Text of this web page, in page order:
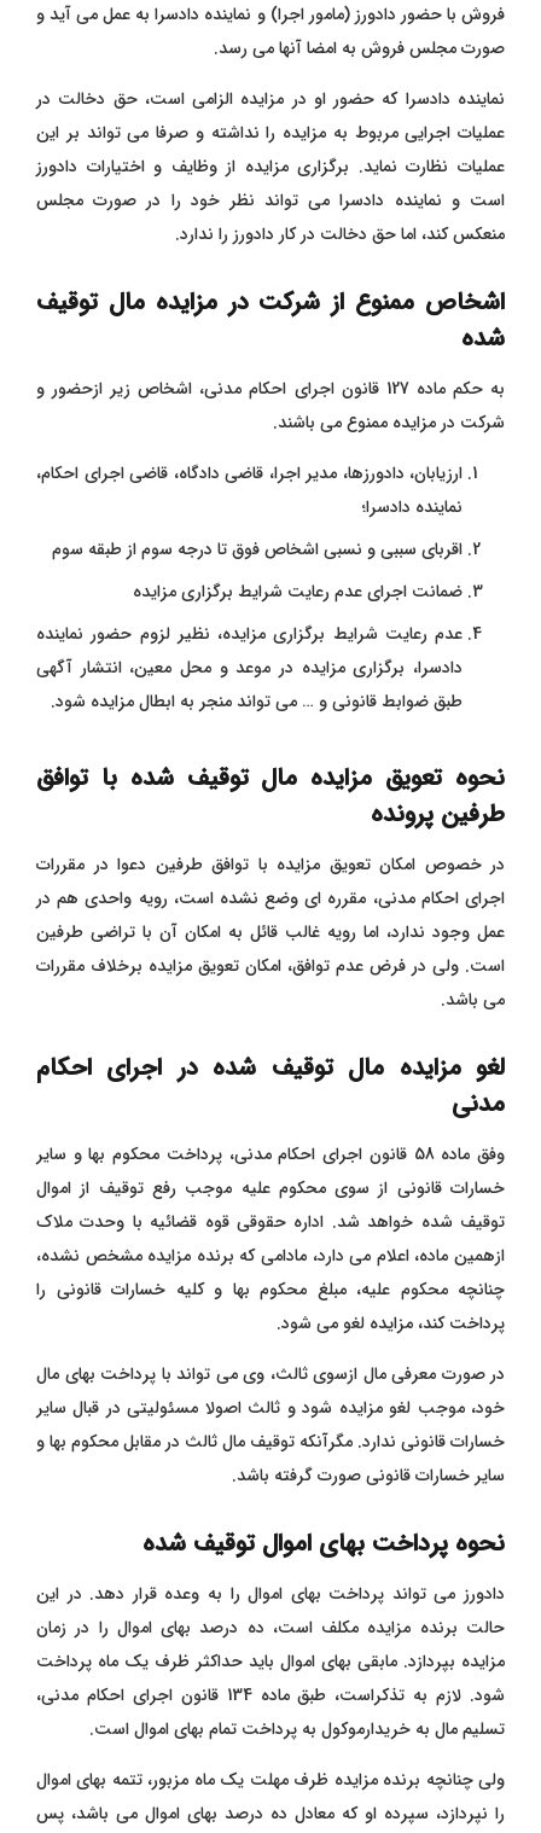
فروش با حضور دادورز (مامور اجرا) و نماینده دادسرا به عمل می آید و
صورت مجلس فروش به امضا آنها می رسد.
نماینده دادسرا که حضور او در مزایده الزامی است، حق دخالت در
عملیات اجرایی مربوط به مزایده را نداشته و صرفا می تواند بر این
عملیات نظارت نماید. برگزاری مزایده از وظایف و اختیارات دادورز
است و نماینده دادسرا می تواند نظر خود را در صورت مجلس
منعکس کند، اما حق دخالت در کار دادورز را ندارد.
اشخاص ممنوع از شرکت در مزایده مال توقیف
شده
به حکم ماده 127 قانون اجرای احکام مدنی، اشخاص زیر ازحضور و
شرکت در مزایده ممنوع می باشند.
ارزیابان، دادورزها، مدیر اجرا، قاضی دادگاه، قاضی اجرای احکام،
نماینده دادسرا؛
اقربای سببی و نسبی اشخاص فوق تا درجه سوم از طبقه سوم
ضمانت اجرای عدم رعایت شرایط برگزاری مزایده
عدم رعایت شرایط برگزاری مزایده، نظیر لزوم حضور نماینده
دادسرا، برگزاری مزایده در موعد و محل معین، انتشار آگهی
طبق ضوابط قانونی و … می تواند منجر به ابطال مزایده شود.
نحوه تعویق مزایده مال توقیف شده با توافق
طرفین پرونده
در خصوص امکان تعویق مزایده با توافق طرفین دعوا در مقررات
اجرای احکام مدنی، مقرره ای وضع نشده است، رویه واحدی هم در
عمل وجود ندارد، اما رویه غالب قائل به امکان آن با تراضی طرفین
است. ولی در فرض عدم توافق، امکان تعویق مزایده برخلاف مقررات
می باشد.
لغو مزایده مال توقیف شده در اجرای احکام
مدنی
وفق ماده 58 قانون اجرای احکام مدنی، پرداخت محکوم بها و سایر
خسارات قانونی از سوی محکوم علیه موجب رفع توقیف از اموال
توقیف شده خواهد شد. اداره حقوقی قوه قضائیه با وحدت ملاک
ازهمین ماده، اعلام می دارد، مادامی که برنده مزایده مشخص نشده،
چنانچه محکوم علیه، مبلغ محکوم بها و کلیه خسارات قانونی را
پرداخت کند، مزایده لغو می شود.
در صورت معرفی مال ازسوی ثالث، وی می تواند با پرداخت بهای مال
خود، موجب لغو مزایده شود و ثالث اصولا مسئولیتی در قبال سایر
خسارات قانونی ندارد. مگرآنکه توقیف مال ثالث در مقابل محکوم بها و
سایر خسارات قانونی صورت گرفته باشد.
نحوه پرداخت بهای اموال توقیف شده
دادورز می تواند پرداخت بهای اموال را به وعده قرار دهد. در این
حالت برنده مزایده مکلف است، ده درصد بهای اموال را در زمان
مزایده بپردازد. مابقی بهای اموال باید حداکثر ظرف یک ماه پرداخت
شود. لازم به تذکراست، طبق ماده 134 قانون اجرای احکام مدنی،
تسلیم مال به خریدارموکول به پرداخت تمام بهای اموال است.
ولی چنانچه برنده مزایده ظرف مهلت یک ماه مزبور، تتمه بهای اموال
را نپردازد، سپرده او که معادل ده درصد بهای اموال می باشد، پس